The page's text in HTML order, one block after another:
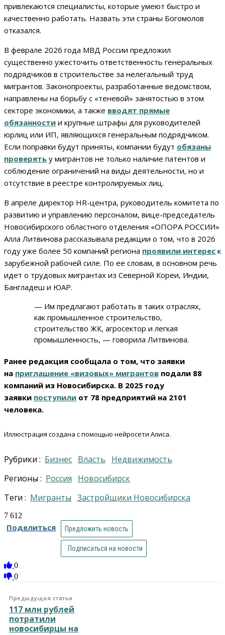
привлекаются специалисты, которые умеют быстро и
качественно работать. Назвать эти страны Богомолов
отказался.
В феврале 2026 года МВД России предложил
существенно ужесточить ответственность генеральных
подрядчиков в строительстве за нелегальный труд
мигрантов. Законопроекты, разработанные ведомством,
направлены на борьбу с «теневой» занятостью в этом
секторе экономики, а также вводят прямые
обязанности и крупные штрафы для руководителей
юрлиц или ИП, являющихся генеральным подрядчиком.
Если поправки будут приняты, компании будут обязаны
проверять у мигрантов не только наличие патентов и
соблюдение ограничений на виды деятельности, но и
отсутствие в реестре контролируемых лиц.
В апреле директор HR-центра, руководитель комитета по
развитию и управлению персоналом, вице-председатель
Новосибирского областного отделения «ОПОРА РОССИИ»
Алла Литвинова рассказывала редакции о том, что в 2026
году уже более 50 компаний региона проявили интерес к
зарубежной рабочей силе. По ее словам, в основном речь
идет о трудовых мигрантах из Северной Кореи, Индии,
Бангладеш и ЮАР.
— Им предлагают работать в таких отраслях,
как промышленное строительство,
строительство ЖК, агросектор и легкая
промышленность, — говорила Литвинова.
Ранее редакция сообщала о том, что заявки
на приглашение «визовых» мигрантов подали 88
компаний из Новосибирска. В 2025 году
заявки поступили от 78 предприятий на 2101
человека.
Иллюстрация создана с помощью нейросети Алиса.
Рубрики : Бизнес Власть
Недвижимость
Регионы :
Россия
Новосибирск
Теги :
Мигранты застройщики Новосибирска
7 612
Поделиться Предложить новость
Подписаться на новости
0
0
Предыдущая статья
117 млн рублей
потратили
новосибирцы на